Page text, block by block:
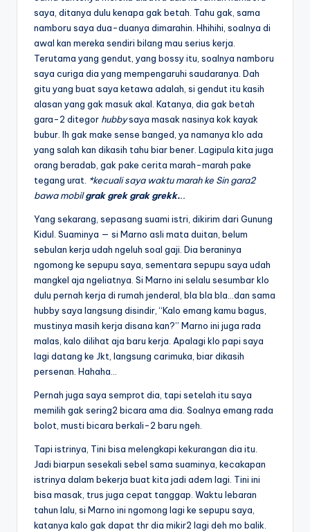
saya, ditanya dulu kenapa gak betah. Tahu gak, sama
namboru saya dua-duanya dimarahin. Hhihihi, soalnya di
awal kan mereka sendiri bilang mau serius kerja.
Terutama yang gendut, yang bossy itu, soalnya namboru
saya curiga dia yang mempengaruhi saudaranya. Dah
gitu yang buat saya ketawa adalah, si gendut itu kasih
alasan yang gak masuk akal. Katanya, dia gak betah
gara-2 ditegor hubbysaya masak nasinya kok kayak
bubur. Ih gak make sense banged, ya namanya klo ada
yang salah kan dikasih tahu biar bener. Lagipula kita juga
orang beradab, gak pake cerita marah-marah pake
tegang urat. *kecuali saya waktu marah ke Sin gara2
bawa mobilgrak grek grak grekk...
Yang sekarang, sepasang suami istri, dikirim dari Gunung
Kidul. Suaminya — si Marno asli mata duitan, belum
sebulan kerja udah ngeluh soal gaji. Dia beraninya
ngomong ke sepupu saya, sementara sepupu saya udah
mangkel aja ngeliatnya. Si Marno ini selalu sesumbar klo
dulu pernah kerja di rumah jenderal, bla bla bla…dan sama
hubby saya langsung disindir, “Kalo emang kamu bagus,
mustinya masih kerja disana kan?” Marno ini juga rada
malas, kalo dilihat aja baru kerja. Apalagi klo papi saya
lagi datang ke Jkt, langsung carimuka, biar dikasih
persenan. Hahaha…
Pernah juga saya semprot dia, tapi setelah itu saya
memilih gak sering2 bicara ama dia. Soalnya emang rada
bolot, musti bicara berkali-2 baru ngeh.
Tapi istrinya, Tini bisa melengkapi kekurangan dia itu.
Jadi biarpun sesekali sebel sama suaminya, kecakapan
istrinya dalam bekerja buat kita jadi adem lagi. Tini ini
bisa masak, trus juga cepat tanggap. Waktu lebaran
tahun lalu, si Marno ini ngomong lagi ke sepupu saya,
katanya kalo gak dapat thr dia mikir2 lagi deh mo balik.